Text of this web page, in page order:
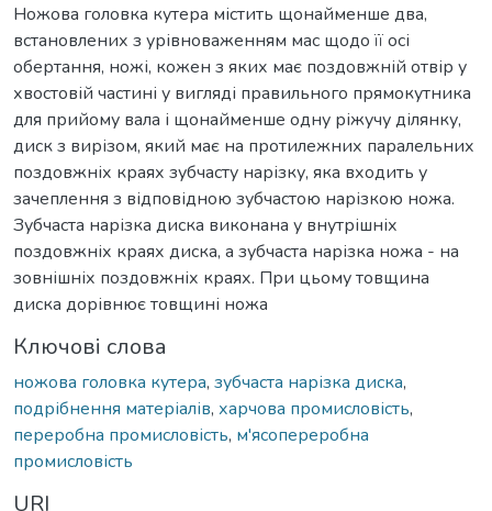
Ножова головка кутера містить щонайменше два,
встановлених з урівноваженням мас щодо її осі
обертання, ножі, кожен з яких має поздовжній отвір у
хвостовій частині у вигляді правильного прямокутника
для прийому вала і щонайменше одну ріжучу ділянку,
диск з вирізом, який має на протилежних паралельних
поздовжніх краях зубчасту нарізку, яка входить у
зачеплення з відповідною зубчастою нарізкою ножа.
Зубчаста нарізка диска виконана у внутрішніх
поздовжніх краях диска, а зубчаста нарізка ножа - на
зовнішніх поздовжніх краях. При цьому товщина
диска дорівнює товщині ножа
Ключові слова
ножова головка кутера, зубчаста нарізка диска,
подрібнення матеріалів, харчова промисловість,
переробна промисловість, м'ясопереробна
промисловість
URI